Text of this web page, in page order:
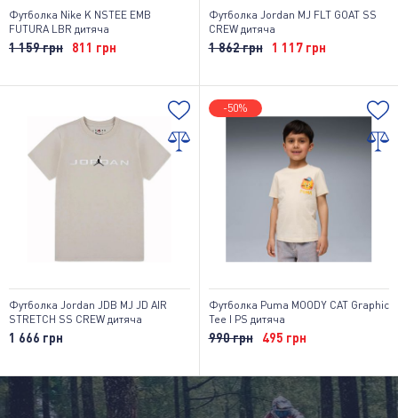
Футболка Nike K NSTEE EMB
FUTURA LBR дитяча
1 159 грн 811 грн
Футболка Jordan MJ FLT GOAT SS
CREW дитяча
1 862 грн 1 117 грн
Футболка Jordan JDB MJ JD AIR
STRETCH SS CREW дитяча
1 666 грн
-50%
Футболка Puma MOODY CAT Graphic
Tee I PS дитяча
990 грн 495 грн